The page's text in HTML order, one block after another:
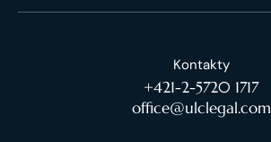
Kontakty
+421-2-5720 1717
office@ulclegal.com